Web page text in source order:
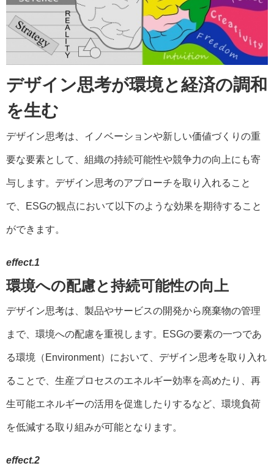
デザイン思考が環境と経済の調和
を生む
デザイン思考は、イノベーションや新しい価値づくりの重
要な要素として、組織の持続可能性や競争力の向上にも寄
与します。デザイン思考のアプローチを取り入れること
で、ESGの観点において以下のような効果を期待すること
ができます。
effect.1
環境への配慮と持続可能性の向上
デザイン思考は、製品やサービスの開発から廃棄物の管理
まで、環境への配慮を重視します。ESGの要素の一つであ
る環境（Environment）において、デザイン思考を取り入れ
ることで、生産プロセスのエネルギー効率を高めたり、再
生可能エネルギーの活用を促進したりするなど、環境負荷
を低減する取り組みが可能となります。
effect.2